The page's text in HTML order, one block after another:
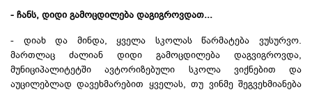
- ჩანს, დიდი გამოცდილება დაგიგროვდათ...
- დიახ და მინდა, ყველა სკოლას წარმატება ვუსურვო.
მართლაც ძალიან დიდი გამოცდილება დაგვიგროვდა,
მუნიციპალიტეტში ავტორიზებული სკოლა ვიქნებით და
აუცილებლად დავეხმარებით ყველას, თუ ვინმე შეგვეხმიანება